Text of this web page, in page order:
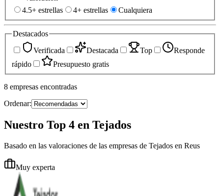
4.5+ estrellas
4+ estrellas Cualquiera
Destacados
Verificada
Destacada Top
Responde
rápido
Presupuesto gratis
8 empresas encontradas
Ordenar:
Nuestro Top 4 en Tejados
Basado en las valoraciones de las empresas de Tejados en Reus
Muy experta